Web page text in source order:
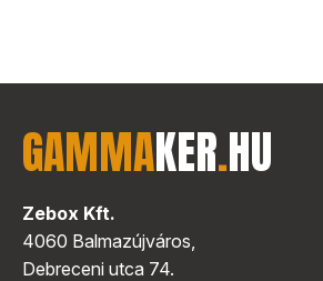
GAMMAKER.HU
Zebox Kft.
4060 Balmazújváros,
Debreceni utca 74.